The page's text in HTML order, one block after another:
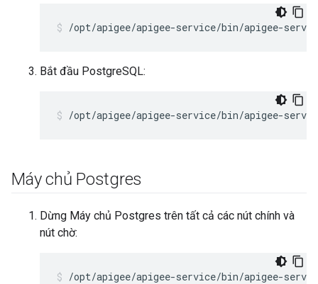
/opt/apigee/apigee-service/bin/apigee-
Bắt đầu PostgreSQL:
/opt/apigee/apigee-service/bin/apigee-
Máy chủ Postgres
Dừng Máy chủ Postgres trên tất cả các nút chính và
nút chờ:
/opt/apigee/apigee-service/bin/apigee-